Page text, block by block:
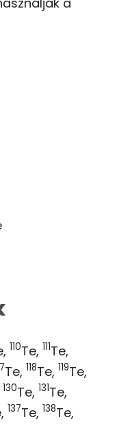
110Te, 111Te,
Te, 118Te, 119Te,
130Te, 131Te,
137Te, 138Te,